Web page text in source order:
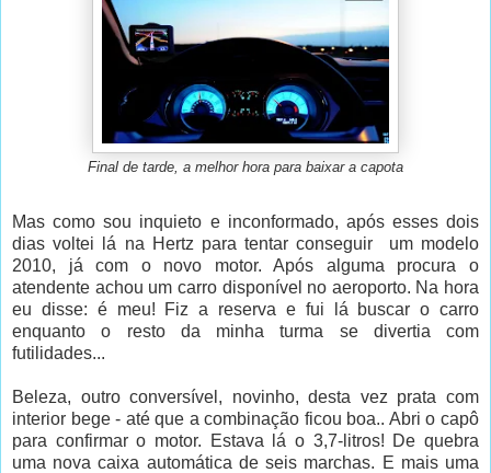
Final de tarde, a melhor hora para baixar a capota
Mas como sou inquieto e inconformado, após esses dois
dias voltei lá na Hertz para tentar conseguir um modelo
2010, já com o novo motor. Após alguma procura o
atendente achou um carro disponível no aeroporto. Na hora
eu disse: é meu! Fiz a reserva e fui lá buscar o carro
enquanto o resto da minha turma se divertia com
futilidades...
Beleza, outro conversível, novinho, desta vez prata com
interior bege - até que a combinação ficou boa.. Abri o capô
para confirmar o motor. Estava lá o 3,7-litros! De quebra
uma nova caixa automática de seis marchas. E mais uma